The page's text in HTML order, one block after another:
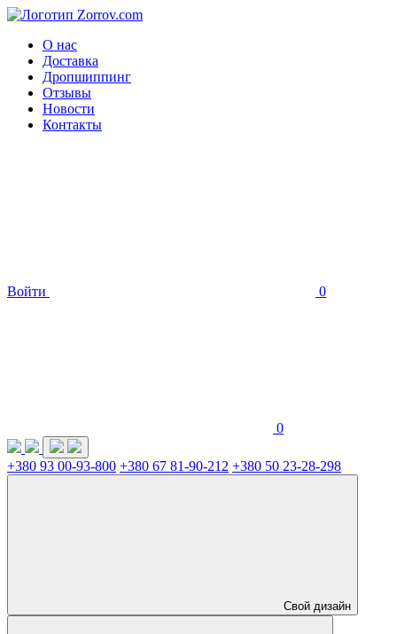
О нас
Доставка
Дропшиппинг
Отзывы
Новости
Контакты
Войти 0
0
+380 93 00-93-800 +380 67 81-90-212 +380 50 23-28-298
Свой дизайн